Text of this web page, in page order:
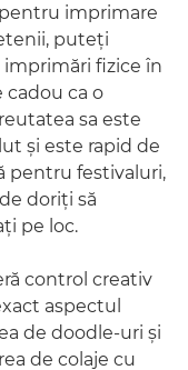
imprimare
puteţi
fizice în
cadou ca o
sa este
şi este rapid de
pentru festivaluri,
doriţi să
pe loc.
control creativ
aspectul
de doodle-uri şi
de colaje cu